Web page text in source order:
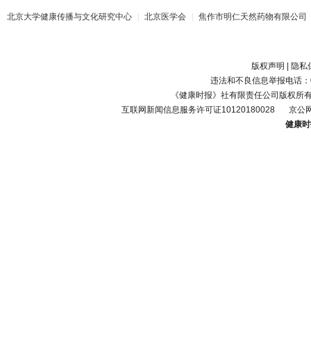
北京大学健康传播与文化研究中心 北京医学会 焦作市明仁天然药物有限公司
版权声明
隐私
违法和不良信息举报电话
《健康时报》社有限责任公司版权所
互联网新闻信息服务许可证10120180028
京公
健康